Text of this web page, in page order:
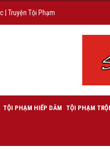
Truyện Tội Phạm
TỘI PHẠM HIẾP DÂM TỘI PHẠM